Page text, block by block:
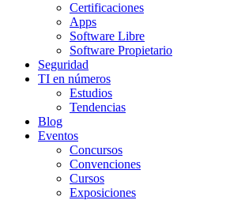
Certificaciones
Apps
Software Libre
Software Propietario
Seguridad
TI en números
Estudios
Tendencias
Blog
Eventos
Concursos
Convenciones
Cursos
Exposiciones